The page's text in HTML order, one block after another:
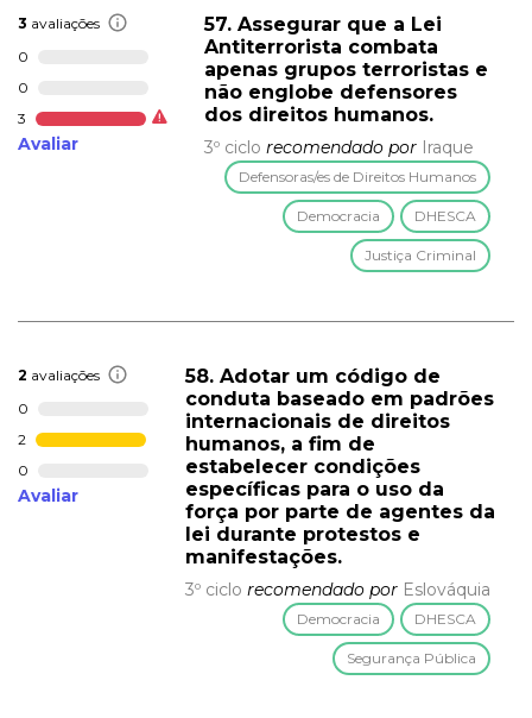
3 avaliações
0
0
3
Avaliar
57. Assegurar que a Lei
Antiterrorista combata
apenas grupos terroristas e
não englobe defensores
dos direitos humanos.
3º ciclo recomendado por Iraque
Defensoras/es de Direitos Humanos
Democracia DHESCA
Justiça Criminal
2 avaliações
0
2
0
Avaliar
58. Adotar um código de
conduta baseado em padrões
internacionais de direitos
humanos, a fim de
estabelecer condições
específicas para o uso da
força por parte de agentes da
lei durante protestos e
manifestações.
3º ciclo recomendado por Eslováquia
Democracia DHESCA
Segurança Pública